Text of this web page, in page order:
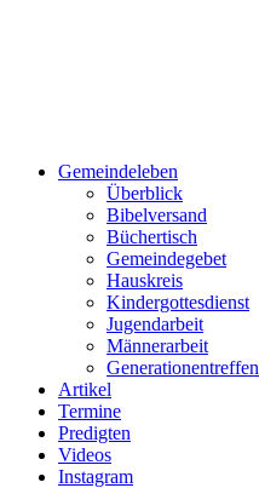
Gemeindeleben
Überblick
Bibelversand
Büchertisch
Gemeindegebet
Hauskreis
Kindergottesdienst
Jugendarbeit
Männerarbeit
Generationentreffen
Artikel
Termine
Predigten
Videos
Instagram